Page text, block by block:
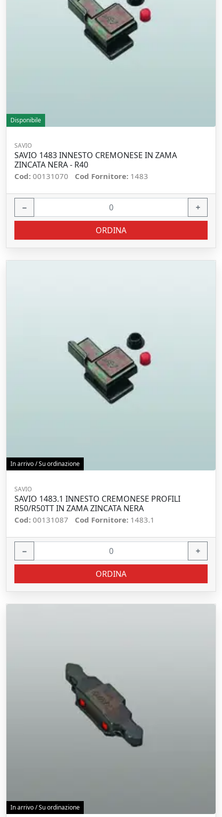
Disponibile
SAVIO
SAVIO 1483 INNESTO CREMONESE IN ZAMA
ZINCATA NERA - R40
Cod: 00131070 Cod Fornitore: 1483
− +
ORDINA
In arrivo / Su ordinazione
SAVIO
SAVIO 1483.1 INNESTO CREMONESE PROFILI
R50/R50TT IN ZAMA ZINCATA NERA
Cod: 00131087 Cod Fornitore: 1483.1
− +
ORDINA
In arrivo / Su ordinazione